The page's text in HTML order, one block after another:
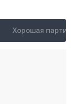
Хорошая партия